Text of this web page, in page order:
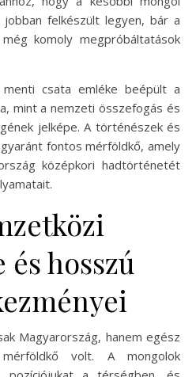
felkészült legyen, bár a
komoly megpróbáltatások
csata emléke beépült a
mint a nemzeti összefogás és
jelképe. A történészek és
fontos mérföldkő, amely
középkori hadtörténetét
hosszú
Magyarország, hanem egész
mérföldkő volt. A mongolok